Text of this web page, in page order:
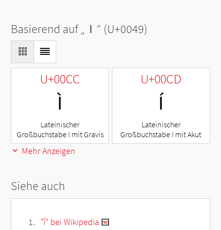
Basierend auf „ I “ (U+0049)
U+00CC
Ì
Lateinischer
Großbuchstabe I mit Gravis
U+00CD
Í
Lateinischer
Großbuchstabe I mit Akut
Mehr Anzeigen
Siehe auch
"Î" bei Wikipedia